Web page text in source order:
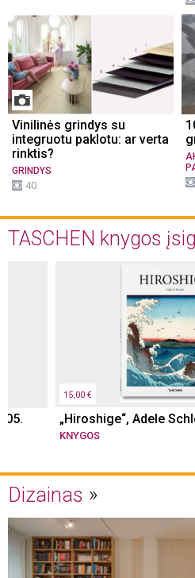
Vinilinės grindys su
integruotu paklotu: ar verta
rinktis?
GRINDYS
40
TASCHEN knygos
15,00 €
„Hiroshige“, Adele
KNYGOS
Dizainas